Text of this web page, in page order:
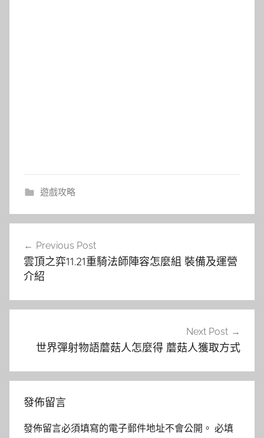
遊戲攻略
導
覽
Previous Post
雲頂之弈11.21重騎法師陣容怎麼組 裝備及運營
介紹
Next Post
世界彈射物語蘑菇人怎麼得 蘑菇人獲取方式
發佈留言
發佈留言必須填寫的電子郵件地址不會公開。 必填